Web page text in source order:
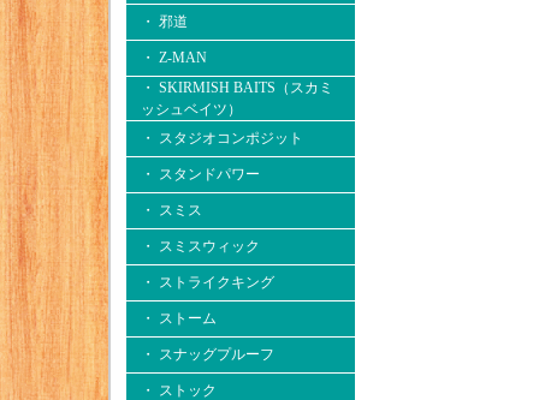
・ 邪道
・ Z-MAN
・ SKIRMISH BAITS（スカミ
ッシュベイツ）
・ スタジオコンポジット
・ スタンドパワー
・ スミス
・ スミスウィック
・ ストライクキング
・ ストーム
・ スナッグプルーフ
・ ストック